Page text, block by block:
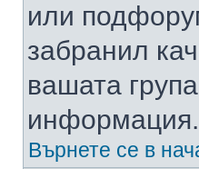
или
забранил
вашата
информация.
Върнете се в